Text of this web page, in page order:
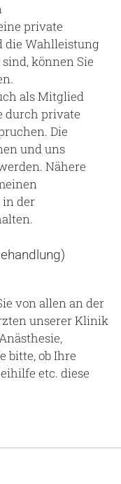
private
die Wahlleistung
können Sie
als Mitglied
durch private
Die
und uns
Nähere
in der
von allen an der
unserer Klinik
bitte, ob Ihre
etc. diese